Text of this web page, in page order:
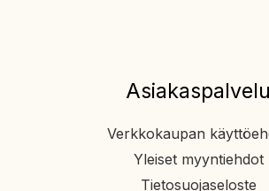
Asiakaspalvelu
Verkkokaupan
Yleiset myyntiehdot
Tietosuojaseloste